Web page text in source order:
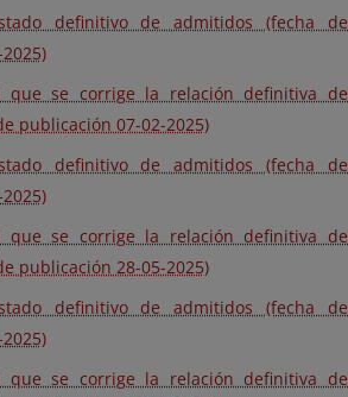
definitivo de admitidos (fecha de
que se corrige la relación definitiva de
publicación 07-02-2025)
definitivo de admitidos (fecha de
que se corrige la relación definitiva de
publicación 28-05-2025)
definitivo de admitidos (fecha de
que se corrige la relación definitiva de